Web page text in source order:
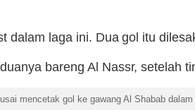
dalam laga ini. Dua gol itu
bareng Al Nassr, setelah
mencetak gol ke gawang Al Shabab